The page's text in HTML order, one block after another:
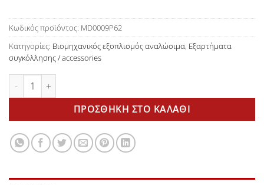
Κωδικός προϊόντος: MD0009P62
Κατηγορίες: Βιομηχανικός εξοπλισμός αναλώσιμα, Εξαρτήματα
συγκόλλησης / accessories
Μπεκ τσιμπίδας MIG PLUS 25/36 για αλουμίνιο 1.2mm (10
ΠΡΟΣΘΉΚΗ ΣΤΟ ΚΑΛΆΘΙ